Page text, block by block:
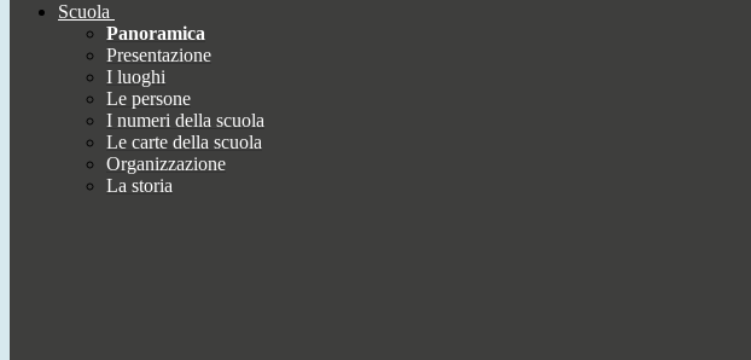
Scuola
Panoramica
Presentazione
I luoghi
Le persone
I numeri della scuola
Le carte della scuola
Organizzazione
La storia